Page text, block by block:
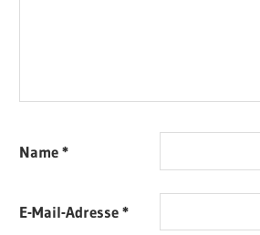
Name*
E-Mail-Adresse*